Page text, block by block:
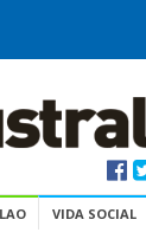
VIDA SOCIAL